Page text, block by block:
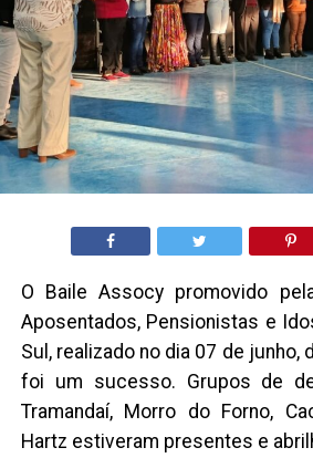
O Baile Assocy promovido
Aposentados, Pensionistas e
Sul, realizado no dia 07 de junho,
foi um sucesso. Grupos de
Tramandaí, Morro do Forno,
Hartz estiveram presentes e